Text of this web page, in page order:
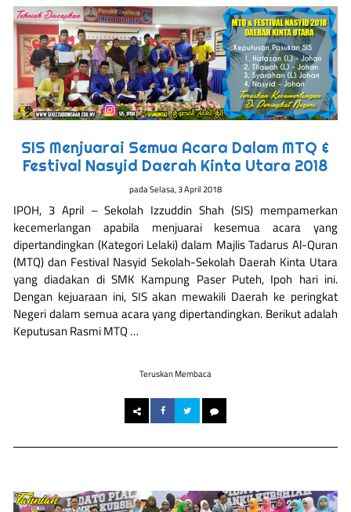
SIS Menjuarai Semua Acara Dalam MTQ &
Festival Nasyid Daerah Kinta Utara 2018
padaSelasa, 3 April 2018
IPOH, 3 April – Sekolah Izzuddin Shah (SIS) mempamerkan
kecemerlangan apabila menjuarai kesemua acara yang
dipertandingkan (Kategori Lelaki) dalam Majlis Tadarus Al-Quran
(MTQ) dan Festival Nasyid Sekolah-Sekolah Daerah Kinta Utara
yang diadakan di SMK Kampung Paser Puteh, Ipoh hari ini.
Dengan kejuaraan ini, SIS akan mewakili Daerah ke peringkat
Negeri dalam semua acara yang dipertandingkan. Berikut adalah
Keputusan Rasmi MTQ …
Teruskan Membaca